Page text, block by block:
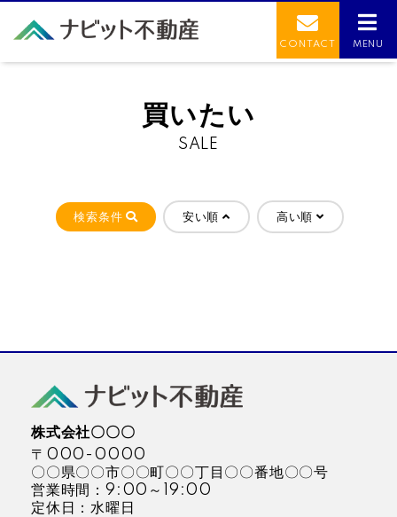
CONTACT MENU
買いたい
SALE
検索条件 安い順 高い順
株式会社〇〇〇
〒000-0000
〇〇県〇〇市〇〇町〇〇丁目〇〇番地〇〇号
営業時間：9:00～19:00
定休日：水曜日